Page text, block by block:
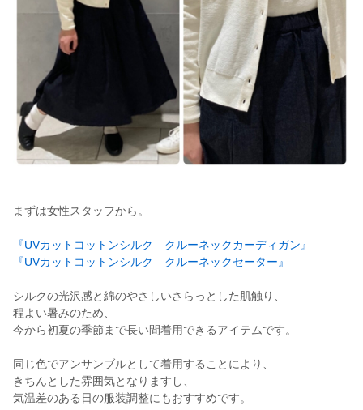
まずは女性スタッフから。
『UVカットコットンシルク クルーネックカーディガン』
『UVカットコットンシルク クルーネックセーター』
シルクの光沢感と綿のやさしいさらっとした肌触り、
程よい暑みのため、
今から初夏の季節まで長い間着用できるアイテムです。
同じ色でアンサンブルとして着用することにより、
きちんとした雰囲気となりますし、
気温差のある日の服装調整にもおすすめです。